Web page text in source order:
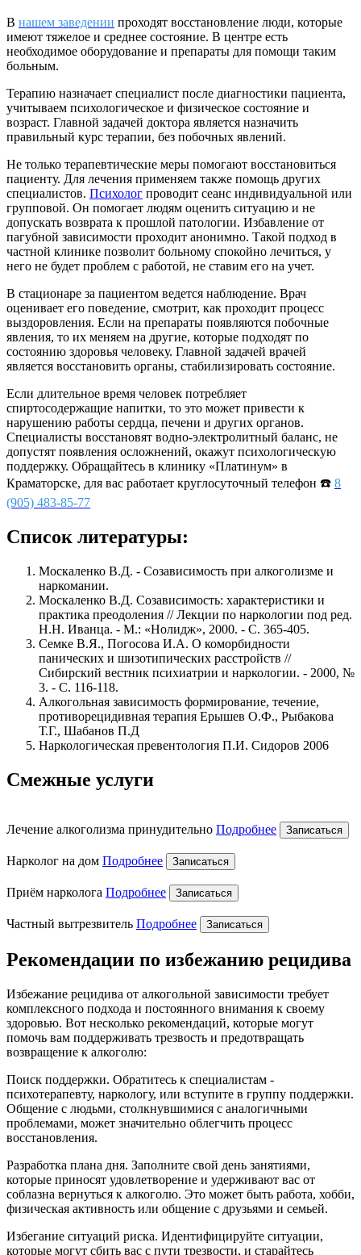
В нашем заведении проходят восстановление люди, которые
имеют тяжелое и среднее состояние. В центре есть
необходимое оборудование и препараты для помощи таким
больным.
Терапию назначает специалист после диагностики пациента,
учитываем психологическое и физическое состояние и
возраст. Главной задачей доктора является назначить
правильный курс терапии, без побочных явлений.
Не только терапевтические меры помогают восстановиться
пациенту. Для лечения применяем также помощь других
специалистов. Психолог проводит сеанс индивидуальной или
групповой. Он помогает людям оценить ситуацию и не
допускать возврата к прошлой патологии. Избавление от
пагубной зависимости проходит анонимно. Такой подход в
частной клинике позволит больному спокойно лечиться, у
него не будет проблем с работой, не ставим его на учет.
В стационаре за пациентом ведется наблюдение. Врач
оценивает его поведение, смотрит, как проходит процесс
выздоровления. Если на препараты появляются побочные
явления, то их меняем на другие, которые подходят по
состоянию здоровья человеку. Главной задачей врачей
является восстановить органы, стабилизировать состояние.
Если длительное время человек потребляет
спиртосодержащие напитки, то это может привести к
нарушению работы сердца, печени и других органов.
Специалисты восстановят водно-электролитный баланс, не
допустят появления осложнений, окажут психологическую
поддержку. Обращайтесь в клинику «Платинум» в
Краматорске, для вас работает круглосуточный телефон ☎️ 8
(905) 483-85-77
Список литературы:
Москаленко В.Д. - Созависимость при алкоголизме и
наркомании.
Москаленко В.Д. Созависимость: характеристики и
практика преодоления // Лекции по наркологии под ред.
Н.Н. Иванца. - М.: «Нолидж», 2000. - С. 365-405.
Семке В.Я., Погосова И.А. О коморбидности
панических и шизотипических расстройств //
Сибирский вестник психиатрии и наркологии. - 2000, №
3. - С. 116-118.
Алкогольная зависимость формирование, течение,
противорецидивная терапия Ерышев О.Ф., Рыбакова
Т.Г., Шабанов П.Д
Наркологическая превентология П.И. Сидоров 2006
Смежные услуги
Лечение алкоголизма принудительно Подробнее Записаться
Нарколог на дом Подробнее Записаться
Приём нарколога Подробнее Записаться
Частный вытрезвитель Подробнее Записаться
Рекомендации по избежанию рецидива
Избежание рецидива от алкогольной зависимости требует
комплексного подхода и постоянного внимания к своему
здоровью. Вот несколько рекомендаций, которые могут
помочь вам поддерживать трезвость и предотвращать
возвращение к алкоголю:
Поиск поддержки. Обратитесь к специалистам -
психотерапевту, наркологу, или вступите в группу поддержки.
Общение с людьми, столкнувшимися с аналогичными
проблемами, может значительно облегчить процесс
восстановления.
Разработка плана дня. Заполните свой день занятиями,
которые приносят удовлетворение и удерживают вас от
соблазна вернуться к алкоголю. Это может быть работа, хобби,
физическая активность или общение с друзьями и семьей.
Избегание ситуаций риска. Идентифицируйте ситуации,
которые могут сбить вас с пути трезвости, и старайтесь